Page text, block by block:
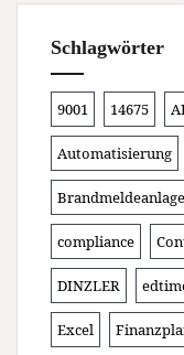
Schlagwörter
9001 14675
Automatisierung
compliance
DINZLER
Excel